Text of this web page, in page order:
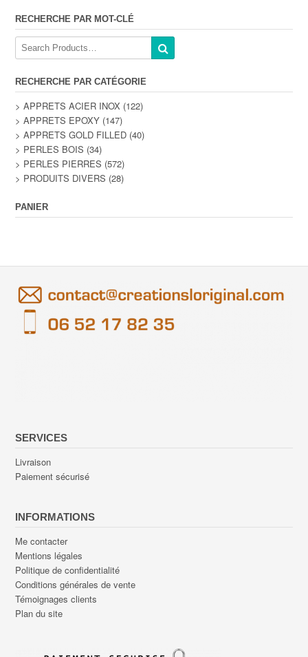
RECHERCHE PAR MOT-CLÉ
RECHERCHE PAR CATÉGORIE
> APPRETS ACIER INOX (122)
> APPRETS EPOXY (147)
> APPRETS GOLD FILLED (40)
> PERLES BOIS (34)
> PERLES PIERRES (572)
> PRODUITS DIVERS (28)
PANIER
SERVICES
Livraison
Paiement sécurisé
INFORMATIONS
Me contacter
Mentions légales
Politique de confidentialité
Conditions générales de vente
Témoignages clients
Plan du site